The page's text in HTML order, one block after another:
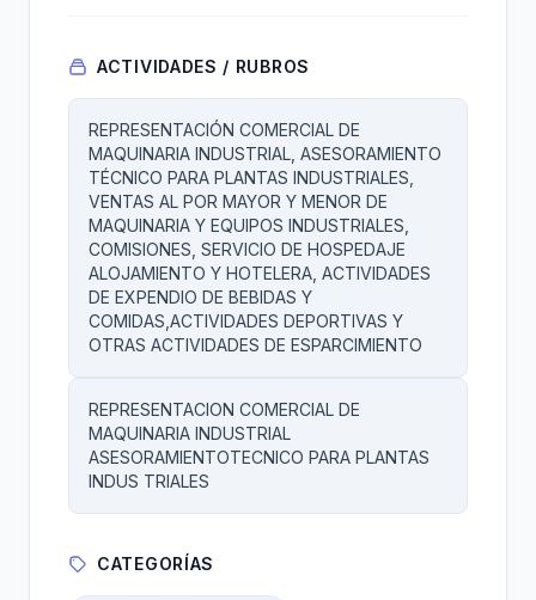
ACTIVIDADES / RUBROS
REPRESENTACIÓN COMERCIAL DE
MAQUINARIA INDUSTRIAL, ASESORAMIENTO
TÉCNICO PARA PLANTAS INDUSTRIALES,
VENTAS AL POR MAYOR Y MENOR DE
MAQUINARIA Y EQUIPOS INDUSTRIALES,
COMISIONES, SERVICIO DE HOSPEDAJE
ALOJAMIENTO Y HOTELERA, ACTIVIDADES
DE EXPENDIO DE BEBIDAS Y
COMIDAS,ACTIVIDADES DEPORTIVAS Y
OTRAS ACTIVIDADES DE ESPARCIMIENTO
REPRESENTACION COMERCIAL DE
MAQUINARIA INDUSTRIAL
ASESORAMIENTOTECNICO PARA PLANTAS
INDUS TRIALES
CATEGORÍAS